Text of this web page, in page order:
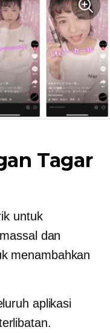
Tagar
untuk
dan
menambahkan
aplikasi